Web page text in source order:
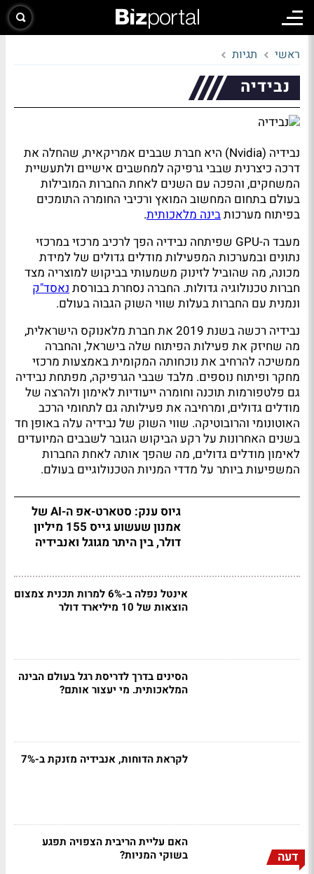
ראשי תגיות
נבידיה
נבידיה (Nvidia) היא חברת שבבים אמריקאית, שהחלה את
דרכה כיצרנית שבבי גרפיקה למחשבים אישיים ולתעשיית
המשחקים, והפכה עם השנים לאחת החברות המובילות
בעולם בתחום המחשוב המואץ ורכיבי החומרה התומכים
בפיתוח מערכותבינה מלאכותית.
מעבד ה-GPU שפיתחה נבידיה הפך לרכיב מרכזי במרכזי
נתונים ובמערכות המפעילות מודלים גדולים של למידת
מכונה, מה שהוביל לזינוק משמעותי בביקוש למוצריה מצד
חברות טכנולוגיה גדולות. החברה נסחרת בבורסתנאסד"ק
ונמנית עם החברות בעלות שווי השוק הגבוה בעולם.
נבידיה רכשה בשנת 2019 את חברת מלאנוקס הישראלית,
מה שחיזק את פעילות הפיתוח שלה בישראל, והחברה
ממשיכה להרחיב את נוכחותה המקומית באמצעות מרכזי
מחקר ופיתוח נוספים. מלבד שבבי הגרפיקה, מפתחת נבידיה
גם פלטפורמות תוכנה וחומרה ייעודיות לאימון ולהרצה של
מודלים גדולים, ומרחיבה את פעילותה גם לתחומי הרכב
האוטונומי והרובוטיקה. שווי השוק של נבידיה עלה באופן חד
בשנים האחרונות על רקע הביקוש הגובר לשבבים המיועדים
לאימון מודלים גדולים, מה שהפך אותה לאחת החברות
המשפיעות ביותר על מדדי המניות הטכנולוגיים בעולם.
גיוס ענק: סטארט-אפ ה-AI של
אמנון שעשוע גייס 155 מיליון
דולר, בין היתר מגוגל ואנבידיה
אינטל נפלה ב-6% למרות תכנית צמצום
הוצאות של 10 מיליארד דולר
הסינים בדרך לדריסת רגל בעולם הבינה
המלאכותית. מי יעצור אותם?
לקראת הדוחות, אנבידיה מזנקת ב-7%
דעה
האם עליית הריבית הצפויה תפגע
בשוקי המניות?